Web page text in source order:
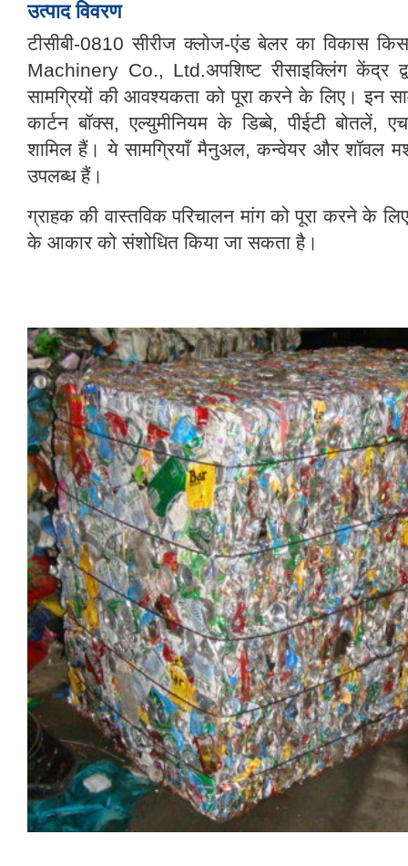
उत्पाद विवरण
टीसीबी-0810 सीरीज क्लोज-एंड बेलर का विकास
Machinery Co., Ltd.अपशिष्ट रीसाइक्लिंग केंद्र
सामग्रियों की आवश्यकता को पूरा करने के लिए। इन
कार्टन बॉक्स, एल्युमीनियम के डिब्बे, पीईटी बोतलें,
शामिल हैं। ये सामग्रियाँ मैनुअल, कन्वेयर और शॉवल
उपलब्ध हैं।
ग्राहक की वास्तविक परिचालन मांग को पूरा करने के
के आकार को संशोधित किया जा सकता है।